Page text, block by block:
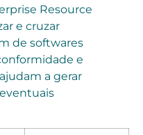
Resource
e cruzar
de softwares
e
a gerar